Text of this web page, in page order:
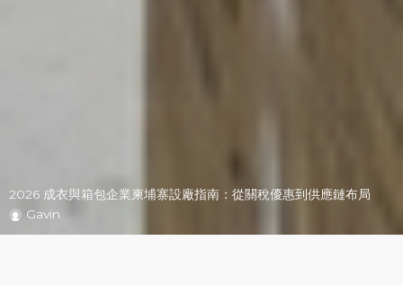
2026 成衣與箱包企業柬埔寨設廠指南：從關稅優惠到供應鏈布局
Gavin